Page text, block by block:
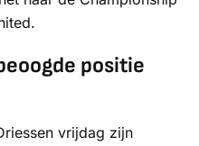
positie
vrijdag zijn